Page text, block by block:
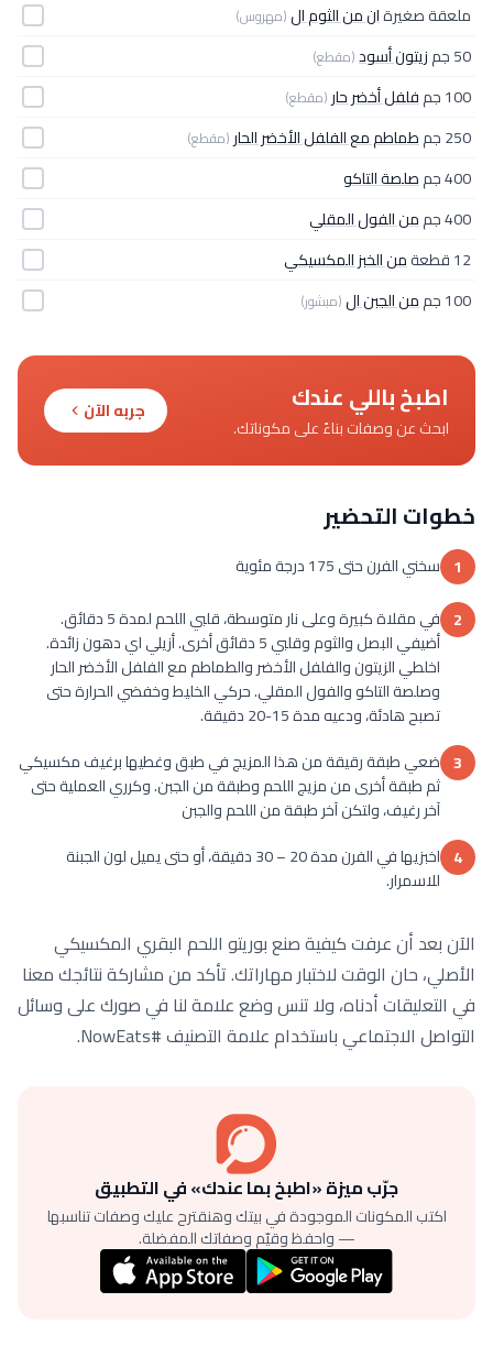
ملعقة صغيرةان من الثوم ال(مهروس)
50 جم زيتون أسود(مقطع)
100 جم فلفل أخضر حار (مقطع)
250 جم طماطم مع الفلفل الأخضر الحار (مقطع)
400 جم
صلصة التاكو
400 جم
من الفول المقلي
12 قطعة
من الخبز المكسيكي
100 جم
من الجبن ال(مبشور)
اطبخ باللي عندك
ابحث عن وصفات بناءً على مكوناتك.
جربه الآن
خطوات التحضير
1 سخني الفرن حتى 175 درجة مئوية
2
في مقلاة كبيرة وعلى نار متوسطة، قلبي اللحم لمدة 5 دقائق.
أضيفي البصل والثوم وقلبي 5 دقائق أخرى. أزيلي اي دهون زائدة.
اخلطي الزيتون والفلفل الأخضر والطماطم مع الفلفل الأخضر الحار
وصلصة التاكو والفول المقلي. حركي الخليط وخفضي الحرارة حتى
تصبح هادئة، ودعيه مدة 15-20 دقيقة.
3 ضعي طبقة رقيقة من هذا المزيج في طبق وغطيها برغيف مكسيكي
ثم طبقة أخرى من مزيج اللحم وطبقة من الجبن. وكرري العملية حتى
آخر رغيف، ولتكن آخر طبقة من اللحم والجبن
4
اخبزيها في الفرن مدة 20 – 30 دقيقة، أو حتى يميل لون الجبنة
للاسمرار.
الآن بعد أن عرفت كيفية صنع بوريتو اللحم البقري المكسيكي
الأصلي، حان الوقت لاختبار مهاراتك. تأكد من مشاركة نتائجك معنا
في التعليقات أدناه، ولا تنس وضع علامة لنا في صورك على وسائل
التواصل الاجتماعي باستخدام علامة التصنيف #NowEats.
جرّب ميزة «اطبخ بما عندك» في التطبيق
اكتب المكونات الموجودة في بيتك وهنقترح عليك وصفات تناسبها
— واحفظ وقيّم وصفاتك المفضلة.